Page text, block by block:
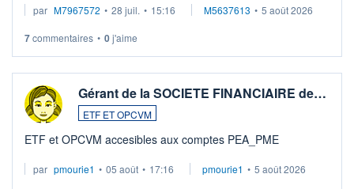
par M7967572 • 28 juil. • 15:16 M5637613 • 5 août 2026
7commentaires • 0j'aime
Gérant de la SOCIETE FINANCIAIRE de…
ETF ET OPCVM
ETF et OPCVM accesibles aux comptes PEA_PME
par pmourie1 • 05 août • 17:16 pmourie1 • 5 août 2026